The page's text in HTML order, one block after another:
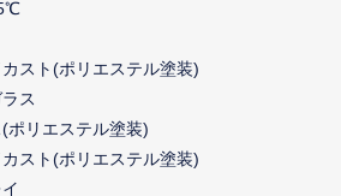
スト(ポリエステル塗装)
ス
ポリエステル塗装)
スト(ポリエステル塗装)